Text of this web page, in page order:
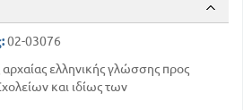
02-03076
αρχαίας ελληνικής γλώσσης προς
και ιδίως των